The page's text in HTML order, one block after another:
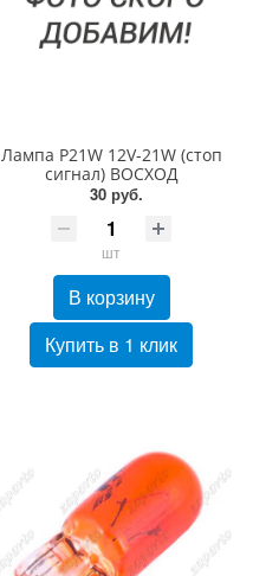
Лампа P21W 12V-21W (стоп
сигнал) ВОСХОД
30 руб.
шт
В корзину
Купить в 1 клик